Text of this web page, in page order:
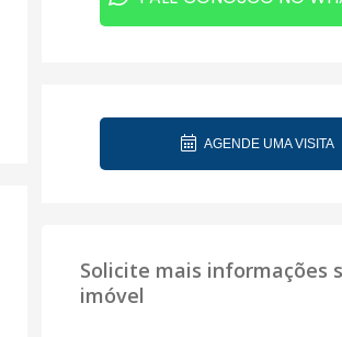
AGENDE UMA VISITA
Solicite mais informações
imóvel